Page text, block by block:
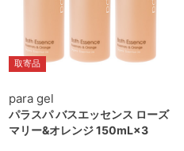
取寄品
para gel
パラスパ バスエッセンス ローズ
マリー&オレンジ 150mL×3